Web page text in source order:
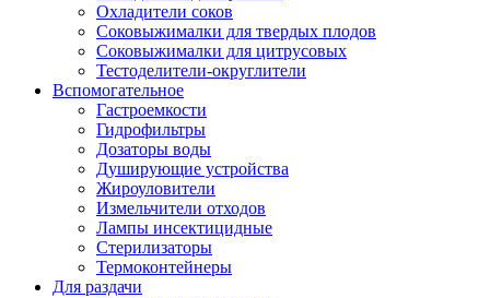
Охладители соков
Соковыжималки для твердых плодов
Соковыжималки для цитрусовых
Тестоделители-округлители
Вспомогательное
Гастроемкости
Гидрофильтры
Дозаторы воды
Душирующие устройства
Жироуловители
Измельчители отходов
Лампы инсектицидные
Стерилизаторы
Термоконтейнеры
Для раздачи